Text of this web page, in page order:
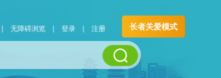
| 无障碍浏览 | 登录 | 注册 长者关爱模式